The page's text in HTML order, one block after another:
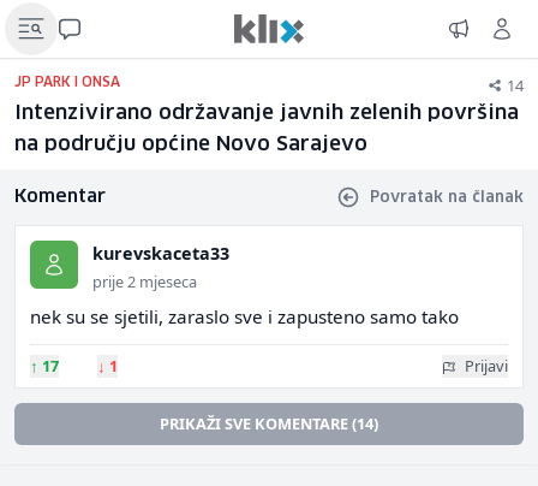
JP PARK I ONSA 14
Intenzivirano održavanje javnih zelenih površina
na području općine Novo Sarajevo
Komentar Povratak na članak
kurevskaceta33
prije 2 mjeseca
nek su se sjetili, zaraslo sve i zapusteno samo tako
↑ 17 ↓ 1 Prijavi
PRIKAŽI SVE KOMENTARE (14)